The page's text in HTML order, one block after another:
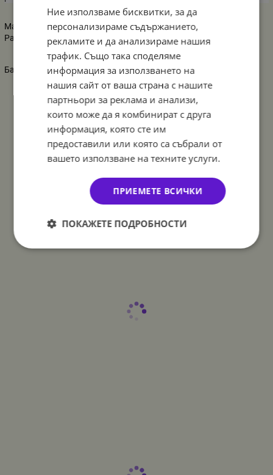
Материал: фолио
Размер: 45 см ненадут
Балоните се изпращат ненадути
Ние използваме бисквитки, за да
персонализираме съдържанието,
рекламите и да анализираме нашия
трафик. Също така споделяме
информация за използването на
нашия сайт от ваша страна с нашите
партньори за реклама и анализи,
които може да я комбинират с друга
информация, която сте им
предоставили или която са събрали от
вашето използване на техните услуги.
ПРИЕМЕТЕ ВСИЧКИ
ПОКАЖЕТЕ ПОДРОБНОСТИ